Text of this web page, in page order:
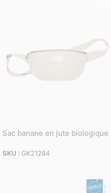
Sac banane en jute biologique
SKU : GK21284